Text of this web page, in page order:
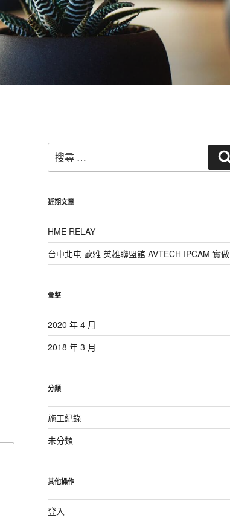
尋：
近期文章
HME RELAY
台中北屯 歐雅 英雄聯盟館 AVTECH IPCAM 實做
彙整
2020 年 4 月
2018 年 3 月
分類
施工紀錄
未分類
其他操作
登入